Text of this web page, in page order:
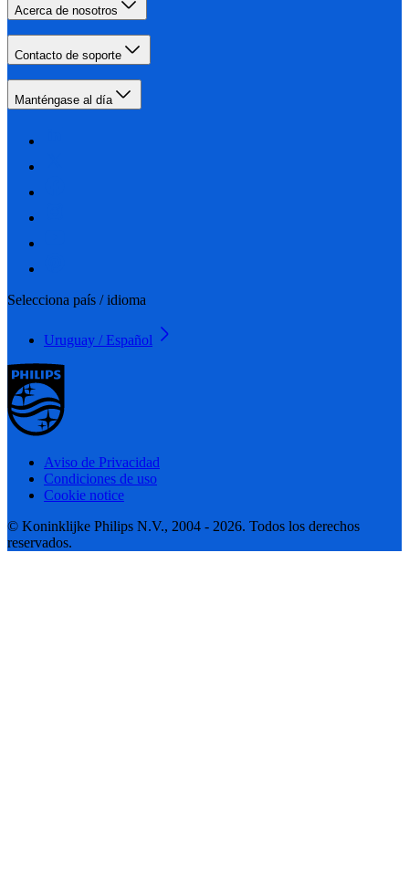
Acerca de nosotros
Contacto de soporte
Manténgase al día
Selecciona país / idioma
Uruguay / Español
Aviso de Privacidad
Condiciones de uso
Cookie notice
© Koninklijke Philips N.V., 2004 - 2026. Todos los derechos
reservados.